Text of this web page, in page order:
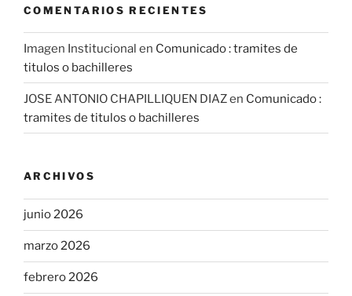
COMENTARIOS RECIENTES
Imagen Institucional en Comunicado : tramites de
titulos o bachilleres
JOSE ANTONIO CHAPILLIQUEN DIAZen Comunicado :
tramites de titulos o bachilleres
ARCHIVOS
junio 2026
marzo 2026
febrero 2026